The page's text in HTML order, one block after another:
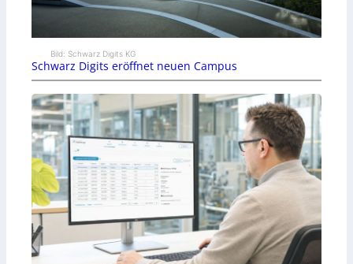
Bild: Schwarz Digits KG
Schwarz Digits eröffnet neuen Campus